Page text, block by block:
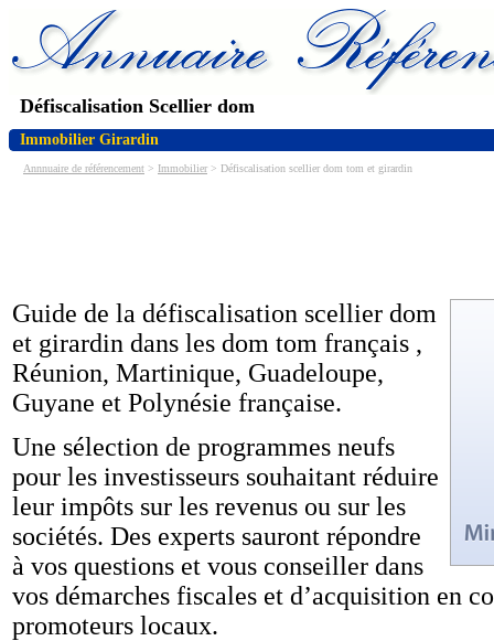
Défiscalisation Scellier dom
Immobilier Girardin
Annnuaire de référencement > Immobilier > Défiscalisation scellier dom tom et girardin
Guide de la défiscalisation scellier dom
et girardin dans les dom tom français ,
Réunion, Martinique, Guadeloupe,
Guyane et Polynésie française.
Une sélection de programmes neufs
pour les investisseurs souhaitant réduire
leur impôts sur les revenus ou sur les
sociétés. Des experts sauront répondre
à vos questions et vous conseiller dans
vos démarches fiscales et d’acquisition en
promoteurs locaux.